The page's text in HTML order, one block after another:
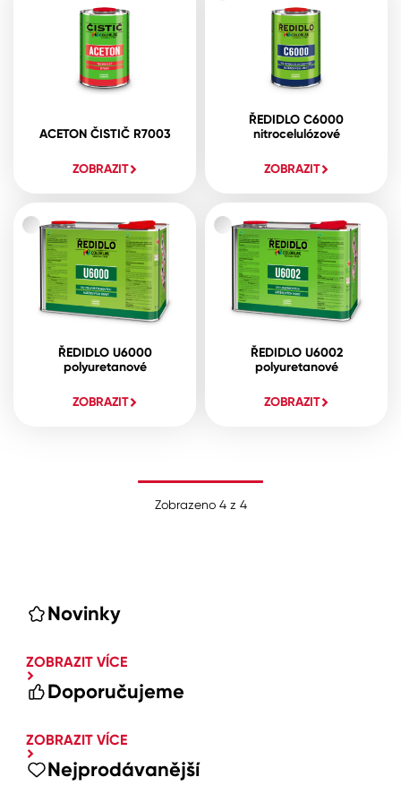
ACETON ČISTIČ R7003
ZOBRAZIT
ŘEDIDLO C6000
nitrocelulózové
ZOBRAZIT
ŘEDIDLO U6000
polyuretanové
ZOBRAZIT
ŘEDIDLO U6002
polyuretanové
ZOBRAZIT
Zobrazeno 4z 4
Novinky
ZOBRAZIT VÍCE
Doporučujeme
ZOBRAZIT VÍCE
Nejprodávanější